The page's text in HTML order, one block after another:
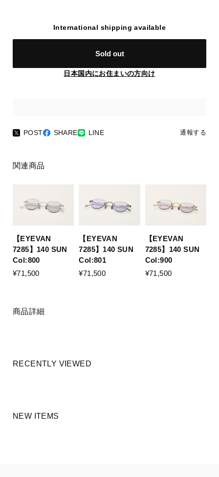
International shipping available
Sold out
日本国内にお住まいの方向け
POST SHARE LINE 通報する
関連商品
【EYEVAN
7285】140 SUN
Col:800
¥71,500
【EYEVAN
7285】140 SUN
Col:801
¥71,500
【EYEVAN
7285】140 SUN
Col:900
¥71,500
商品詳細
RECENTLY VIEWED
NEW ITEMS